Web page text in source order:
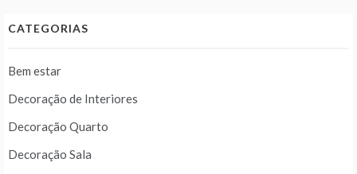
CATEGORIAS
Bem estar
Decoração de Interiores
Decoração Quarto
Decoração Sala